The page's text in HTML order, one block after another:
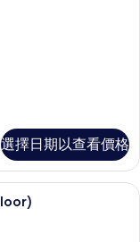
選擇日期以查看價格
客房內保險箱、遮光布/窗